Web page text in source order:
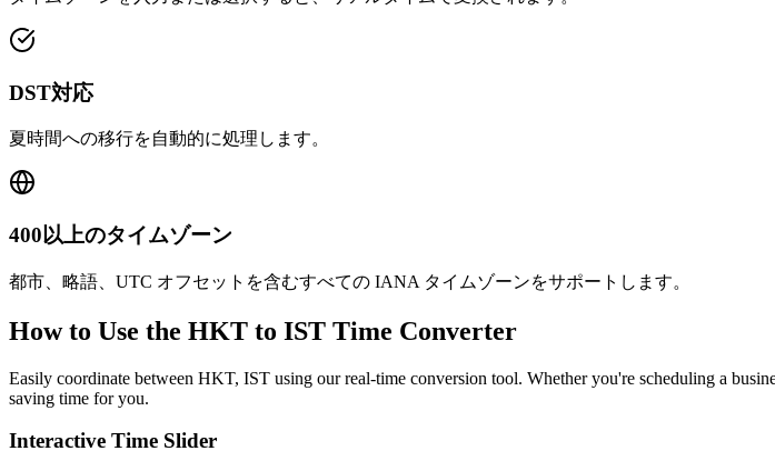
DST対応
夏時間への移行を自動的に処理します。
400以上のタイムゾーン
都市、略語、UTC オフセットを含むすべての IANA タイムゾーンをサポートします。
How to Use the HKT to IST Time Converter
Easily coordinate between HKT, IST using our real-time conversion tool. Whether you're scheduling a
saving time for you.
Interactive Time Slider